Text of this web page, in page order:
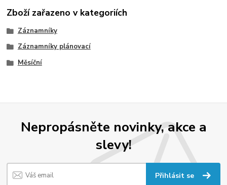
Zboží zařazeno v kategoriích
Záznamníky
Záznamníky plánovací
Měsíční
Nepropásněte novinky, akce a
slevy!
Přihlásit se